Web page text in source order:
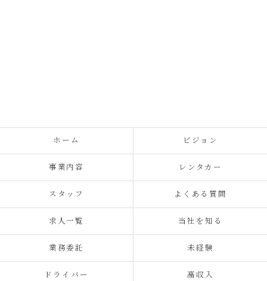
ホーム ビジョン
事業内容 レンタカー
スタッフ よくある質問
求人一覧 当社を知る
業務委託 未経験
ドライバー 高収入